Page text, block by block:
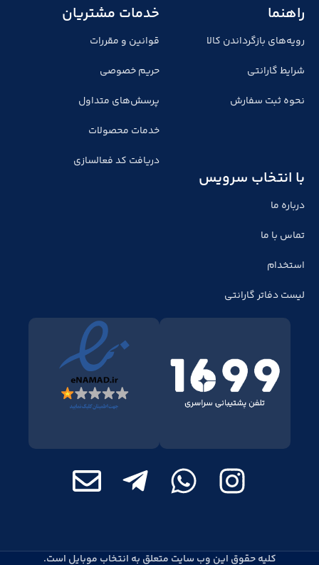
راهنما
رویه‌های بازگرداندن کالا
شرایط گارانتی
نحوه ثبت سفارش
خدمات مشتریان
قوانین و مقررات
حریم خصوصی
پرسش‌های متداول
خدمات محصولات
دریافت کد فعالسازی
با انتخاب سرویس
درباره ما
تماس با ما
استخدام
لیست دفاتر گارانتی
کلیه حقوق این وب سایت متعلق به انتخاب موبایل است.